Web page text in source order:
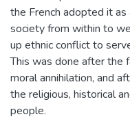
the French adopted it
society from within to
up ethnic conflict to
This was done after the
moral annihilation, and
the religious, historical
people.